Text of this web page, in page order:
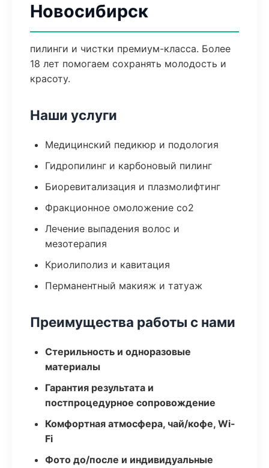
Новосибирск
пилинги и чистки премиум-класса. Более
18 лет помогаем сохранять молодость и
красоту.
Наши услуги
Медицинский педикюр и подология
Гидропилинг и карбоновый пилинг
Биоревитализация и плазмолифтинг
Фракционное омоложение co2
Лечение выпадения волос и
мезотерапия
Криолиполиз и кавитация
Перманентный макияж и татуаж
Преимущества работы с нами
Стерильность и одноразовые
материалы
Гарантия результата и
постпроцедурное сопровождение
Комфортная атмосфера, чай/кофе, Wi-
Fi
Фото до/после и индивидуальные